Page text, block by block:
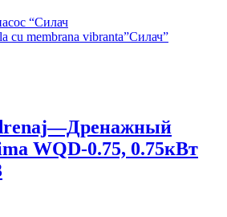
“Силач
cu membrana vibranta”Силач”
WQD-0.75, 0.75кВт